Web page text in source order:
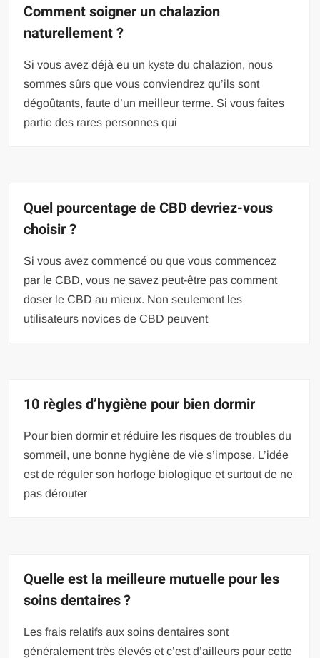
Comment soigner un chalazion
naturellement ?
Si vous avez déjà eu un kyste du chalazion, nous
sommes sûrs que vous conviendrez qu’ils sont
dégoûtants, faute d’un meilleur terme. Si vous faites
partie des rares personnes qui
Quel pourcentage de CBD devriez-vous
choisir ?
Si vous avez commencé ou que vous commencez
par le CBD, vous ne savez peut-être pas comment
doser le CBD au mieux. Non seulement les
utilisateurs novices de CBD peuvent
10 règles d’hygiène pour bien dormir
Pour bien dormir et réduire les risques de troubles du
sommeil, une bonne hygiène de vie s’impose. L’idée
est de réguler son horloge biologique et surtout de ne
pas dérouter
Quelle est la meilleure mutuelle pour les
soins dentaires ?
Les frais relatifs aux soins dentaires sont
généralement très élevés et c’est d’ailleurs pour cette